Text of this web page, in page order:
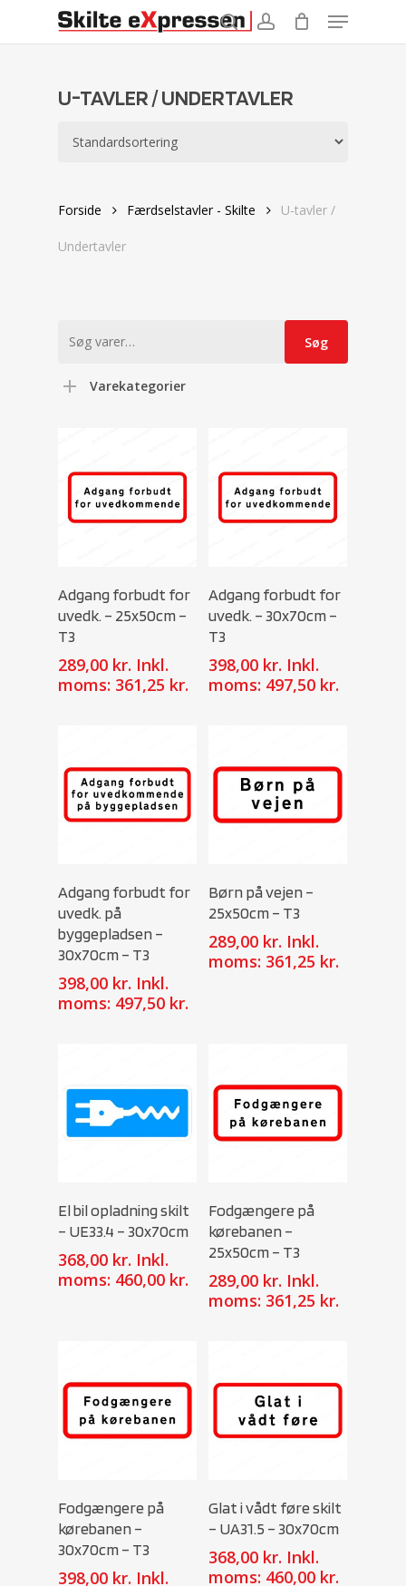
searchaccount
Menu
U-TAVLER / UNDERTAVLER
Forside Færdselstavler - Skilte U-tavler /
Undertavler
efter:
Søg
Varekategorier
Adgang forbudt for
uvedk. – 25x50cm –
T3
289,00 kr. Inkl.
moms: 361,25 kr.
Adgang forbudt for
uvedk. – 30x70cm –
T3
398,00 kr. Inkl.
moms: 497,50 kr.
Adgang forbudt for
uvedk. på
byggepladsen –
30x70cm – T3
398,00 kr. Inkl.
moms: 497,50 kr.
Select Options
Børn på vejen –
25x50cm – T3
289,00 kr. Inkl.
moms: 361,25 kr.
El bil opladning skilt
– UE33.4 – 30x70cm
368,00 kr. Inkl.
moms: 460,00 kr.
Select Options
Fodgængere på
kørebanen –
25x50cm – T3
289,00 kr. Inkl.
moms: 361,25 kr.
Select Options
Fodgængere på
kørebanen –
30x70cm – T3
398,00 kr. Inkl.
Select Options
Glat i vådt føre skilt
– UA31.5 – 30x70cm
368,00 kr. Inkl.
moms: 460,00 kr.